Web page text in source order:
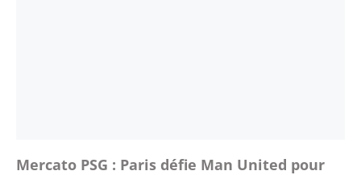
Mercato PSG : Paris défie Man United pour